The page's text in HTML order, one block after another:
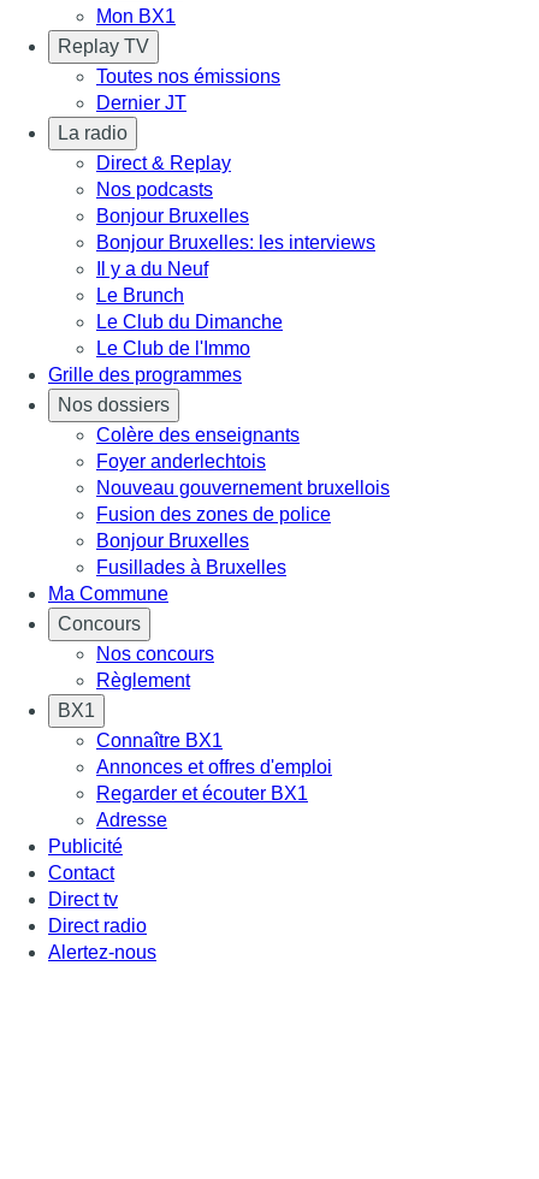
Mon BX1
Replay TV
Toutes nos émissions
Dernier JT
La radio
Direct & Replay
Nos podcasts
Bonjour Bruxelles
Bonjour Bruxelles: les interviews
Il y a du Neuf
Le Brunch
Le Club du Dimanche
Le Club de l'Immo
Grille des programmes
Nos dossiers
Colère des enseignants
Foyer anderlechtois
Nouveau gouvernement bruxellois
Fusion des zones de police
Bonjour Bruxelles
Fusillades à Bruxelles
Ma Commune
Concours
Nos concours
Règlement
BX1
Connaître BX1
Annonces et offres d'emploi
Regarder et écouter BX1
Adresse
Publicité
Contact
Direct tv
Direct radio
Alertez-nous